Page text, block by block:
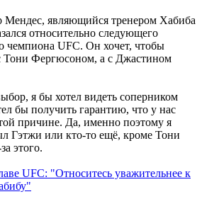
Мендес, являющийся тренером Хабиба
относительно следующего
чемпиона UFC. Он хочет, чтобы
Тони Фергюсоном, а с Джастином
я бы хотел видеть соперником
бы получить гарантию, что у нас
причине. Да, именно поэтому я
Гэтжи или кто-то ещё, кроме Тони
этого.
UFC: "Относитесь уважительнее к